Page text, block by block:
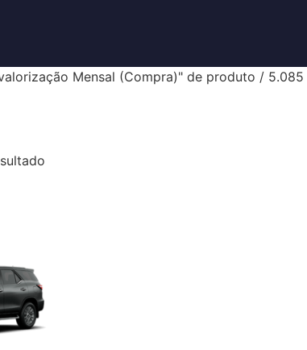
Mensal (Compra)" de produto / 5.085